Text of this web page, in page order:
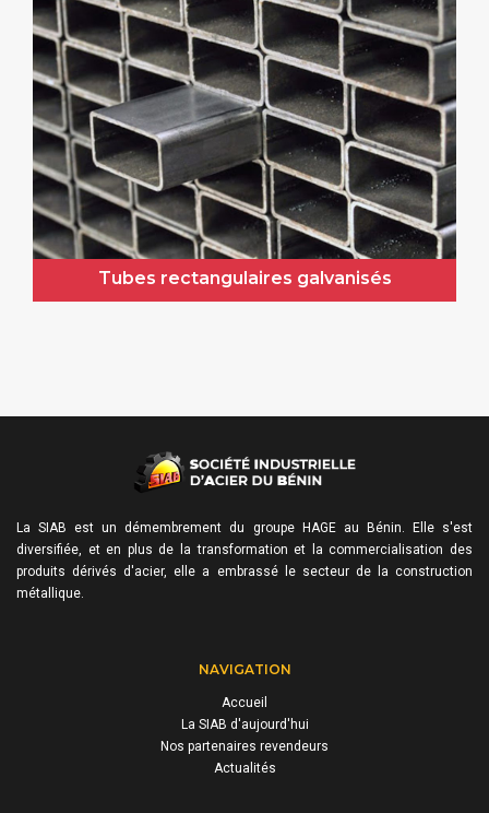
Tubes rectangulaires galvanisés
La SIAB est un démembrement du groupe HAGE au Bénin. Elle s'est
diversifiée, et en plus de la transformation et la commercialisation des
produits dérivés d'acier, elle a embrassé le secteur de la construction
métallique.
NAVIGATION
Accueil
La SIAB d'aujourd'hui
Nos partenaires revendeurs
Actualités